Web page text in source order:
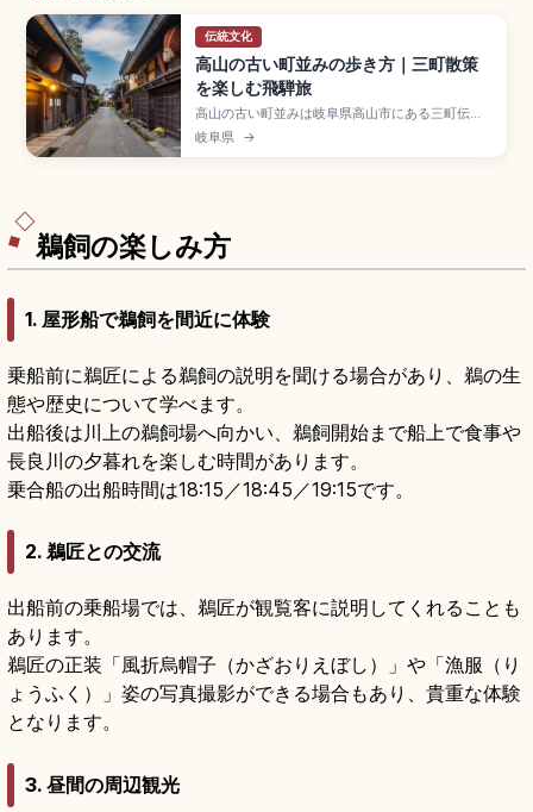
伝統文化
高山の古い町並みの歩き方｜三町散策
を楽しむ飛騨旅
高山の古い町並みは岐阜県高山市にある三町伝統
的建造物群保存地区で、江戸末期〜明治期の町家
が並び「飛騨の小京都」として知られます。観光
岐阜県 →
鵜飼の楽しみ方
1. 屋形船で鵜飼を間近に体験
乗船前に鵜匠による鵜飼の説明を聞ける場合があり、鵜の生
態や歴史について学べます。
出船後は川上の鵜飼場へ向かい、鵜飼開始まで船上で食事や
長良川の夕暮れを楽しむ時間があります。
乗合船の出船時間は18:15／18:45／19:15です。
2. 鵜匠との交流
出船前の乗船場では、鵜匠が観覧客に説明してくれることも
あります。
鵜匠の正装「風折烏帽子（かざおりえぼし）」や「漁服（り
ょうふく）」姿の写真撮影ができる場合もあり、貴重な体験
となります。
3. 昼間の周辺観光